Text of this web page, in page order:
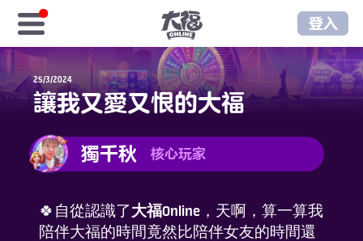
登入
首頁
免費福金
樂享商城
序號儲值
25/3/2024
讓我又愛又恨的大福
獨千秋 核心玩家
🍀自從認識了大福Online，天啊，算一算我
陪伴大福的時間竟然比陪伴女友的時間還